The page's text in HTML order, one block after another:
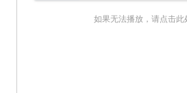
如果无法播放，请点击此